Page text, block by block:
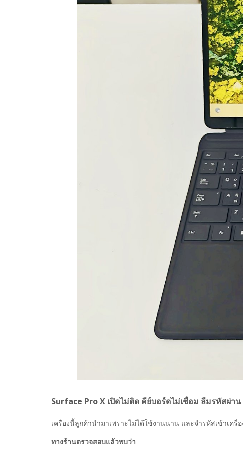
Surface Pro X เปิดไม่ติด คีย์บอร์ดไม่เชื่อม ลืมรหัสผ่าน
เครื่องนี้ลูกค้านำมาเพราะไม่ได้ใช้งานนาน และจำรหัสเข้าเครื่
ทางร้านตรวจสอบแล้วพบว่า